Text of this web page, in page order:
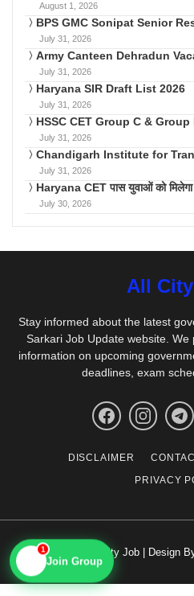
August 1, 2026
BPS GMC Sonipat Senior
July 31, 2026
Army Canteen Dehradun
July 31, 2026
Haryana SIR Draft List 2026
July 31, 2026
HSSC CET Group C & Group
July 31, 2026
Chandigarh Institute for
July 31, 2026
Haryana CET पास युवाओं को
July 30, 2026
All
Stay informed about the latest
Sarkari Job Update website.
information on upcoming
deadlines, exam
DISCLAIMER
PRIVACY
© All City Job | Design
1
Join Group